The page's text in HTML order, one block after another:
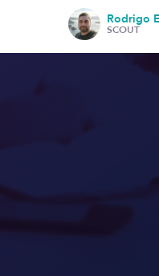
Rodrigo
SCOUT